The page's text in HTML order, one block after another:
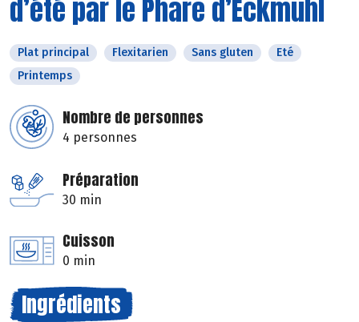
d’été par le Phare d’Eckmühl
Plat principal Flexitarien Sans gluten
Eté
Printemps
Nombre de personnes
4 personnes
Préparation
30 min
Cuisson
0 min
Ingrédients